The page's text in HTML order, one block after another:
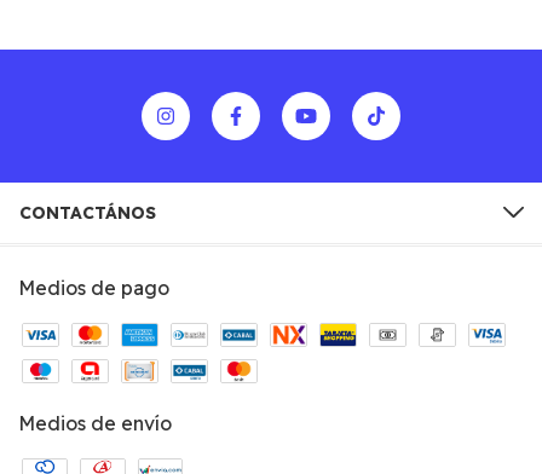
CONTACTÁNOS
Medios de pago
Medios de envío